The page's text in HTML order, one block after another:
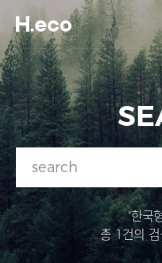
"한국
총 1건의 검